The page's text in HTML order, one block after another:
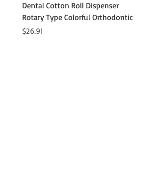
Dental Cotton Roll Dispenser
Rotary Type Colorful Orthodontic
価格
$26.91